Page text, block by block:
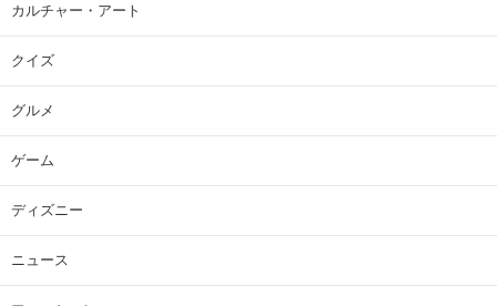
カルチャー・アート
クイズ
グルメ
ゲーム
ディズニー
ニュース